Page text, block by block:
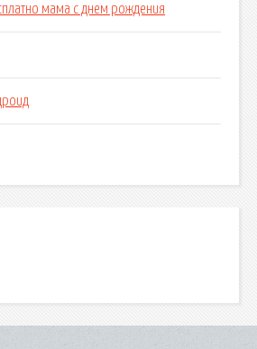
мама с днем рождения